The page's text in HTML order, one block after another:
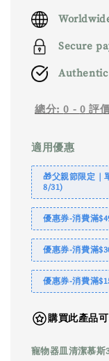
price
Secure
總分:0 - 0 評
適用優惠
🎁父親節限定｜
8/31)
優惠券-消費滿
優惠券-消費滿
優惠券-消費滿
購買此產品
寵物器皿清潔慕斯